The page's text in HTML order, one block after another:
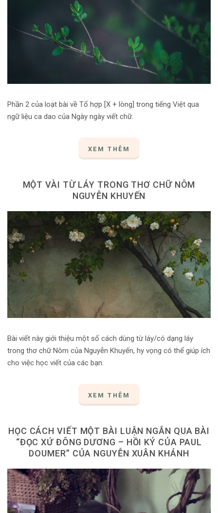
Phần 2 của loạt bài về Tổ hợp [X + lòng] trong tiếng Việt qua
ngữ liệu ca dao của Ngày ngày viết chữ.
XEM THÊM
MỘT VÀI TỪ LÁY TRONG THƠ CHỮ NÔM
NGUYỄN KHUYẾN
Bài viết này giới thiệu một số cách dùng từ láy/có dạng láy
trong thơ chữ Nôm của Nguyễn Khuyến, hy vọng có thể giúp ích
cho việc học viết của các bạn.
XEM THÊM
HỌC CÁCH VIẾT MỘT BÀI LUẬN NGẮN QUA BÀI
“ĐỌC XỨ ĐÔNG DƯƠNG – HỒI KÝ CỦA PAUL
DOUMER” CỦA NGUYỄN XUÂN KHÁNH